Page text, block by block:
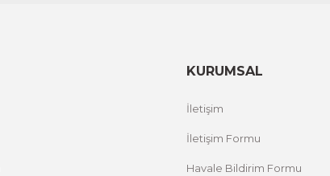
KURUMSAL
İletişim
İletişim Formu
Havale Bildirim Formu